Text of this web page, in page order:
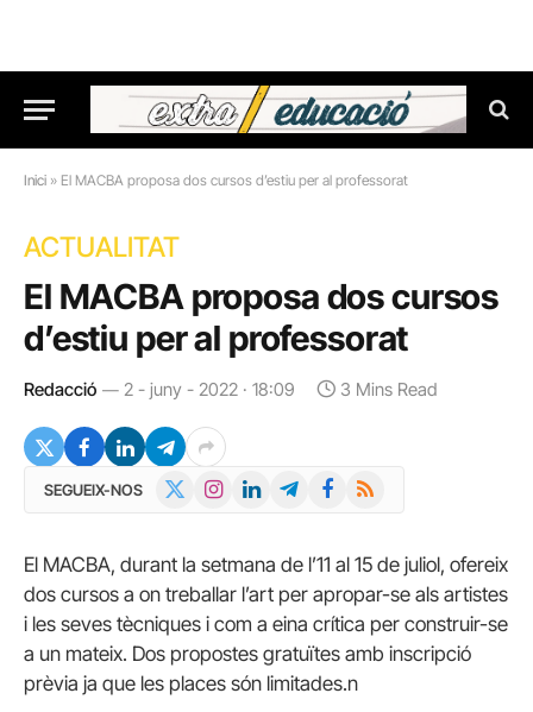
Inici » El MACBA proposa dos cursos d’estiu per al professorat
ACTUALITAT
El MACBA proposa dos cursos
d’estiu per al professorat
Redacció 2 - juny - 2022 · 18:09 3 Mins Read
SEGUEIX-NOS InstagramLinkedInTelegramFacebook
RSS
El MACBA, durant la setmana de l’11 al 15 de juliol, ofereix
dos cursos a on treballar l’art per apropar-se als artistes
i les seves tècniques i com a eina crítica per construir-se
a un mateix. Dos propostes gratuïtes amb inscripció
prèvia ja que les places són limitades.n